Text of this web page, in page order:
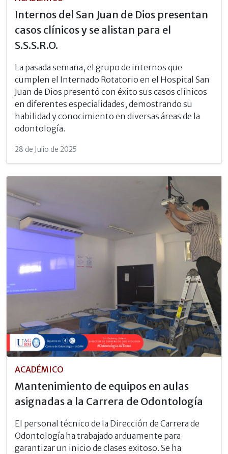
Internos del San Juan de Dios presentan
casos clínicos y se alistan para el
S.S.S.R.O.
La pasada semana, el grupo de internos que
cumplen el Internado Rotatorio en el Hospital San
Juan de Dios presentó con éxito sus casos clínicos
en diferentes especialidades, demostrando su
habilidad y conocimiento en diversas áreas de la
odontología.
28 de Julio de 2025
ACADÉMICO
Mantenimiento de equipos en aulas
asignadas a la Carrera de Odontología
El personal técnico de la Dirección de Carrera de
Odontología ha trabajado arduamente para
garantizar un inicio de clases exitoso. Se ha